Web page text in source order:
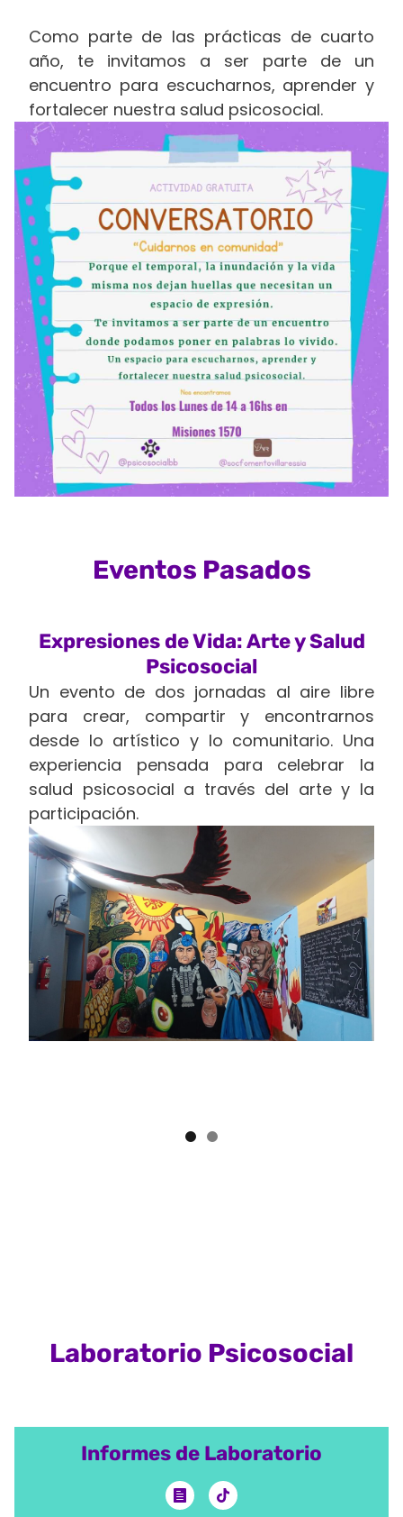
Como parte de las prácticas de cuarto
año, te invitamos a ser parte de un
encuentro para escucharnos, aprender y
fortalecer nuestra salud psicosocial.
Eventos Pasados
Expresiones de Vida: Arte y Salud
Psicosocial
Un evento de dos jornadas al aire libre
para crear, compartir y encontrarnos
desde lo artístico y lo comunitario. Una
experiencia pensada para celebrar la
salud psicosocial a través del arte y la
participación.
Laboratorio Psicosocial
Informes de Laboratorio